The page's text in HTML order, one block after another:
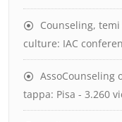
Counseling,
culture: IAC
AssoCounseling
tappa: Pisa - 3.260